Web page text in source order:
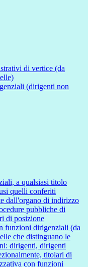
di vertice (da
(dirigenti non
a qualsiasi titolo
quelli conferiti
dall'organo di indirizzo
pubbliche di
di posizione
funzioni dirigenziali (da
che distinguano le
dirigenti, dirigenti
titolari di
con funzioni